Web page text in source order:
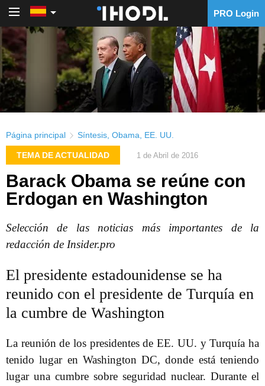
PRO Login
Página principal Síntesis Obama EE. UU.
TEMA DE ACTUALIDAD 1 de Abril de 2016
Barack Obama se reúne con
Erdogan en Washington
Selección de las noticias más importantes de la
redacción de Insider.pro
El presidente estadounidense se ha
reunido con el presidente de Turquía en
la cumbre de Washington
La reunión de los presidentes de EE. UU. y Turquía ha
tenido lugar en Washington DC, donde está teniendo
lugar una cumbre sobre seguridad nuclear. Durante el